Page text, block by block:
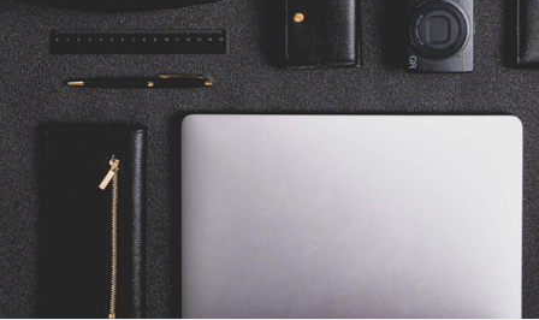
2024.10.16 2024.09.19
イタリアンレザーで革製品OEM バングラ
革製品OEMに活か
お問い合わせはこちらから